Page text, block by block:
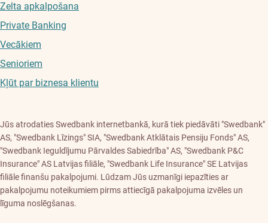
Zelta apkalpošana
Private Banking
Vecākiem
Senioriem
Kļūt par biznesa klientu
Jūs atrodaties Swedbank internetbankā, kurā tiek piedāvāti "Swedbank"
AS, "Swedbank Līzings" SIA, "Swedbank Atklātais Pensiju Fonds" AS,
"Swedbank Ieguldījumu Pārvaldes Sabiedrība" AS, "Swedbank P&C
Insurance" AS Latvijas filiāle, "Swedbank Life Insurance" SE Latvijas
filiāle finanšu pakalpojumi. Lūdzam Jūs uzmanīgi iepazīties ar
pakalpojumu noteikumiem pirms attiecīgā pakalpojuma izvēles un
līguma noslēgšanas.